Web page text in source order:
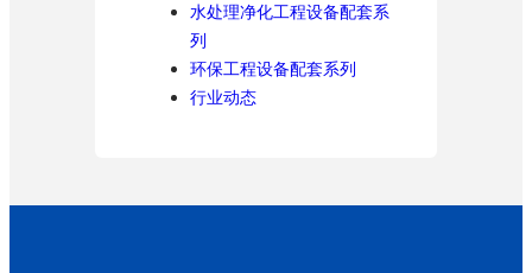
水处理净化工程设备配套系
列
环保工程设备配套系列
行业动态